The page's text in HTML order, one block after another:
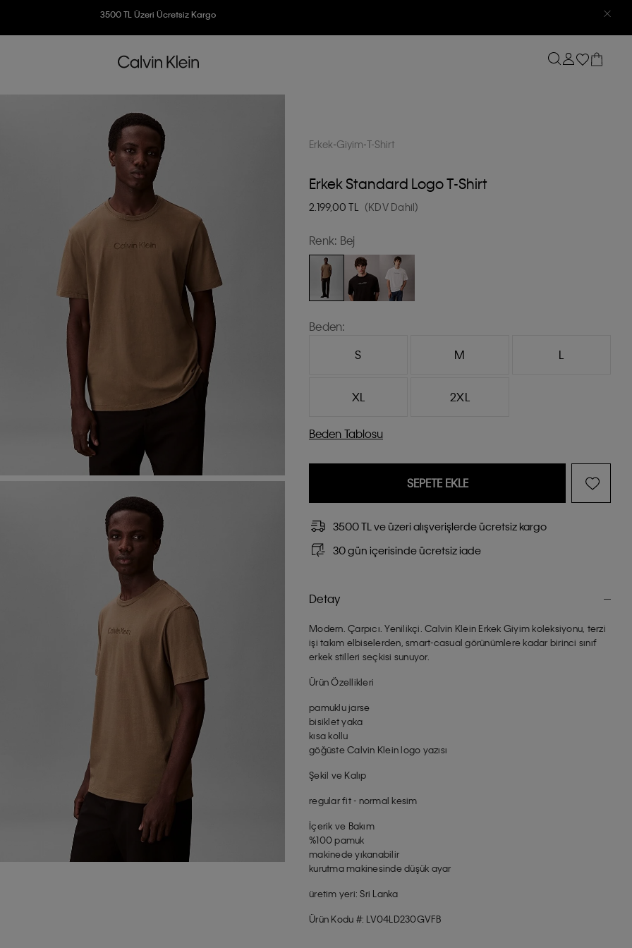
7500 TL Ve Üzeri Alışverişlerinizde 6 Taksit İmkanı
Erkek Giyim T-Shirt
Erkek Standard Logo T-Shirt
2.199,00 TL (KDV Dahil)
Renk: Bej
Beden:
S
M L
XL 2XL
Beden Tablosu
SEPETE EKLE
3500 TL ve üzeri alışverişlerde ücretsiz kargo
30 gün içerisinde ücretsiz iade
Detay
Modern. Çarpıcı. Yenilikçi. Calvin Klein Erkek Giyim koleksiyonu, terzi
işi takım elbiselerden, smart-casual görünümlere kadar birinci sınıf
erkek stilleri seçkisi sunuyor.
Ürün Özellikleri
pamuklu jarse
bisiklet yaka
kısa kollu
göğüste Calvin Klein logo yazısı
Şekil ve Kalıp
regular fit - normal kesim
İçerik ve Bakım
%100 pamuk
makinede yıkanabilir
kurutma makinesinde düşük ayar
üretim yeri: Sri Lanka
Ürün Kodu #: LV04LD230GVFB